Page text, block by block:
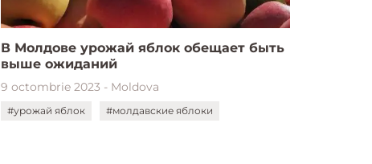
В Молдове урожай яблок обещает быть
выше ожиданий
9 octombrie 2023 - Moldova
#урожай яблок #молдавские яблоки